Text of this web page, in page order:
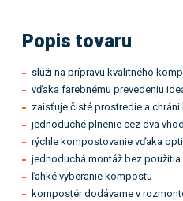
Popis tovaru
slúži na prípravu kvalitného
vďaka farebnému prevedeniu
zaisťuje čisté prostredie a
jednoduché plnenie cez dva
rýchle kompostovanie vďaka
jednoduchá montáž bez použitia
ľahké vyberanie kompostu
kompostér dodávame v